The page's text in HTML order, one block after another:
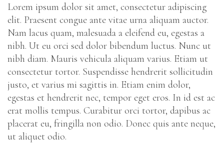
Lorem ipsum dolor sit amet, consectetur adipiscing
elit. Praesent congue ante vitae urna aliquam auctor.
Nam lacus quam, malesuada a eleifend eu, egestas a
nibh. Ut eu orci sed dolor bibendum luctus. Nunc ut
nibh diam. Mauris vehicula aliquam varius. Etiam ut
consectetur tortor. Suspendisse hendrerit sollicitudin
justo, et varius mi sagittis in. Etiam enim dolor,
egestas et hendrerit nec, tempor eget eros. In id est ac
erat mollis tempus. Curabitur orci tortor, dapibus ac
placerat eu, fringilla non odio. Donec quis ante neque,
ut aliquet odio.